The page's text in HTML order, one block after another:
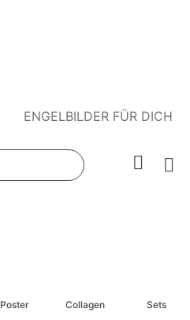
ENGELBILDER FÜR DICH
Poster Collagen Sets